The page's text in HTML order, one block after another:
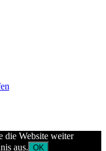
die Website weiter
aus. OK